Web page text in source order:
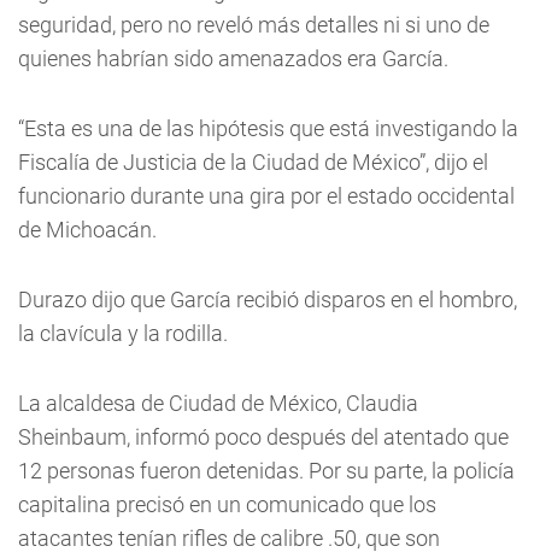
seguridad, pero no reveló más detalles ni si uno de
quienes habrían sido amenazados era García.
“Esta es una de las hipótesis que está investigando la
Fiscalía de Justicia de la Ciudad de México”, dijo el
funcionario durante una gira por el estado occidental
de Michoacán.
Durazo dijo que García recibió disparos en el hombro,
la clavícula y la rodilla.
La alcaldesa de Ciudad de México, Claudia
Sheinbaum, informó poco después del atentado que
12 personas fueron detenidas. Por su parte, la policía
capitalina precisó en un comunicado que los
atacantes tenían rifles de calibre .50, que son